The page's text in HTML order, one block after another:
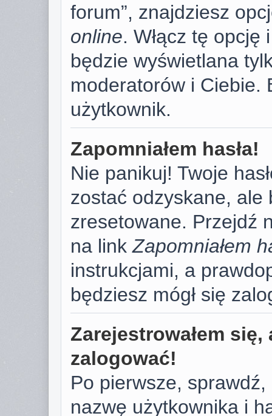
forum”, znajdziesz
online. Włącz tę
będzie wyświetlana
moderatorów i Ciebie.
użytkownik.
Zapomniałem hasła!
Nie panikuj! Twoje
zostać odzyskane,
zresetowane. Przejdź
na linkZapomniałem
instrukcjami, a
będziesz mógł się
Zarejestrowałem
zalogować!
Po pierwsze,
nazwę użytkownika i